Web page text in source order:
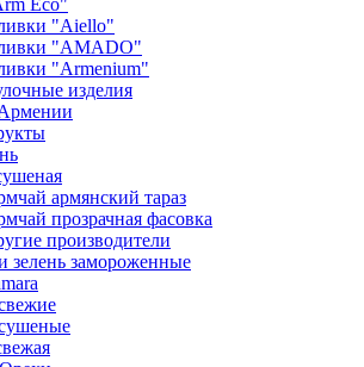
Eco"
"Aiello"
"AMADO"
"Armenium"
изделия
армянский тараз
прозрачная фасовка
производители
зелень замороженные